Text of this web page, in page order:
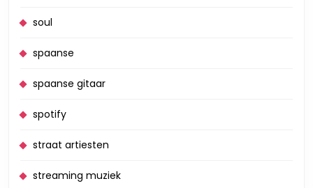
soul
spaanse
spaanse gitaar
spotify
straat artiesten
streaming muziek